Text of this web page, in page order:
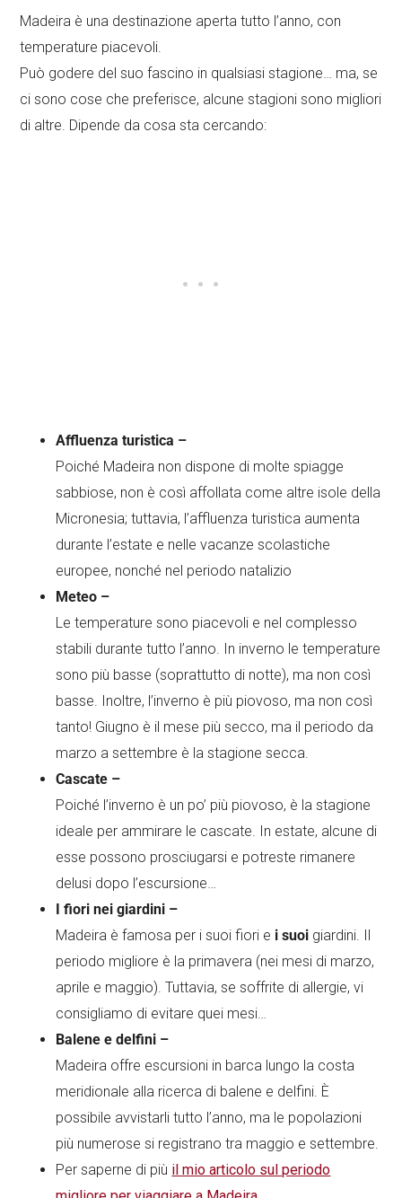
Madeira è una destinazione aperta tutto l’anno, con
temperature piacevoli.
Può godere del suo fascino in qualsiasi stagione… ma, se
ci sono cose che preferisce, alcune stagioni sono migliori
di altre. Dipende da cosa sta cercando:
Affluenza turistica –
Poiché Madeira non dispone di molte spiagge
sabbiose, non è così affollata come altre isole della
Micronesia; tuttavia, l’affluenza turistica aumenta
durante l’estate e nelle vacanze scolastiche
europee, nonché nel periodo natalizio
Meteo –
Le temperature sono piacevoli e nel complesso
stabili durante tutto l’anno. In inverno le temperature
sono più basse (soprattutto di notte), ma non così
basse. Inoltre, l’inverno è più piovoso, ma non così
tanto! Giugno è il mese più secco, ma il periodo da
marzo a settembre è la stagione secca.
Cascate –
Poiché l’inverno è un po’ più piovoso, è la stagione
ideale per ammirare le cascate. In estate, alcune di
esse possono prosciugarsi e potreste rimanere
delusi dopo l’escursione…
I fiori nei giardini –
Madeira è famosa per i suoi fiori e i suoi giardini. Il
periodo migliore è la primavera (nei mesi di marzo,
aprile e maggio). Tuttavia, se soffrite di allergie, vi
consigliamo di evitare quei mesi…
Balene e delfini –
Madeira offre escursioni in barca lungo la costa
meridionale alla ricerca di balene e delfini. È
possibile avvistarli tutto l’anno, ma le popolazioni
più numerose si registrano tra maggio e settembre.
Per saperne di più il mio articolo sul periodo